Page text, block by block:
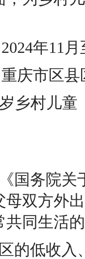
年11月
庆市区县
乡村儿
国务院
母双方外
共同生活
的低收